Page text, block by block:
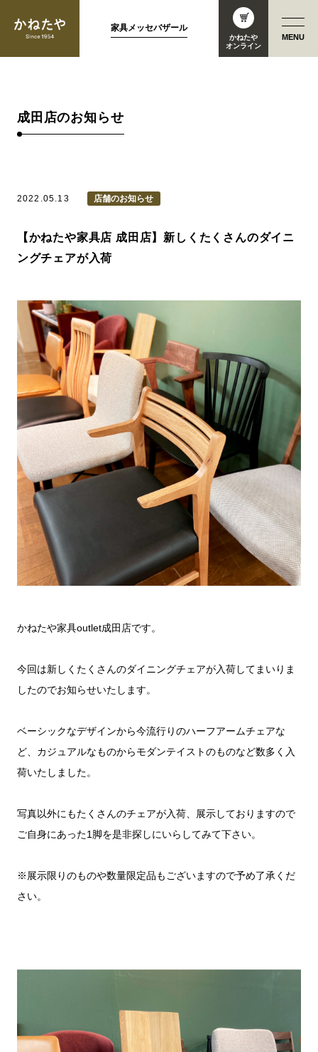
かねたや
オンライン
家具メッセバザール
MENU
成田店のお知らせ
2022.05.13 店舗のお知らせ
【かねたや家具店 成田店】新しくたくさんのダイニ
ングチェアが入荷
かねたや家具outlet成田店です。
今回は新しくたくさんのダイニングチェアが入荷してまいりま
したのでお知らせいたします。
ベーシックなデザインから今流行りのハーフアームチェアな
ど、カジュアルなものからモダンテイストのものなど数多く入
荷いたしました。
写真以外にもたくさんのチェアが入荷、展示しておりますので
ご自身にあった1脚を是非探しにいらしてみて下さい。
※展示限りのものや数量限定品もございますので予め了承くだ
さい。